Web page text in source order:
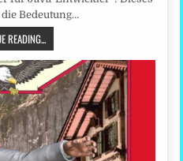
Bedeutung…
READING...